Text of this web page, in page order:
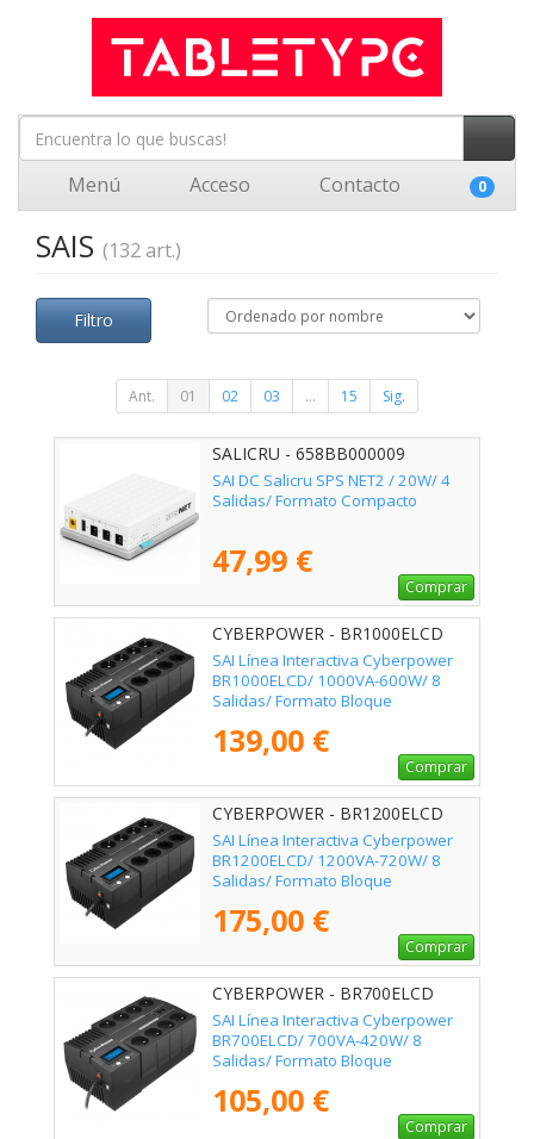
Menú Acceso Contacto 0
SAIS (132 art.)
Filtro
Ant. 01 02 03 ... 15 Sig.
SALICRU - 658BB000009
SAI DC Salicru SPS NET2 / 20W/ 4
Salidas/ Formato Compacto
47,99 €
Comprar
CYBERPOWER - BR1000ELCD
SAI Línea Interactiva Cyberpower
BR1000ELCD/ 1000VA-600W/ 8
Salidas/ Formato Bloque
139,00 €
Comprar
CYBERPOWER - BR1200ELCD
SAI Línea Interactiva Cyberpower
BR1200ELCD/ 1200VA-720W/ 8
Salidas/ Formato Bloque
175,00 €
Comprar
CYBERPOWER - BR700ELCD
SAI Línea Interactiva Cyberpower
BR700ELCD/ 700VA-420W/ 8
Salidas/ Formato Bloque
105,00 €
Comprar